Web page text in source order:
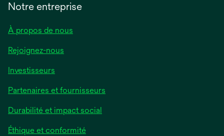
Notre entreprise
À propos de nous
Rejoignez-nous
Investisseurs
Partenaires et fournisseurs
Durabilité et impact social
Éthique et conformité